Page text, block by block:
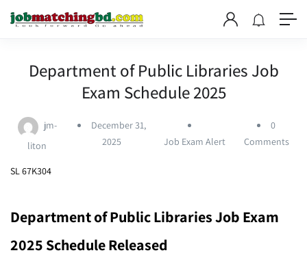
Department of Public Libraries Job
Exam Schedule 2025
jm-
liton
December 31,
2025
Job Exam Alert
0
Comments
SL 67K304
Department of Public Libraries Job Exam
2025 Schedule Released